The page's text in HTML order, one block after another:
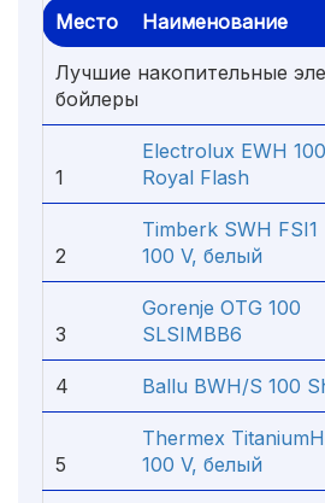
Место Наименование
Лучшие накопительные
бойлеры
1
Electrolux EWH 100
Royal Flash
2
Timberk SWH FSI1
100 V, белый
3
Gorenje OTG 100
SLSIMBB6
4 Ballu BWH/S 100
5
Thermex
100 V, белый